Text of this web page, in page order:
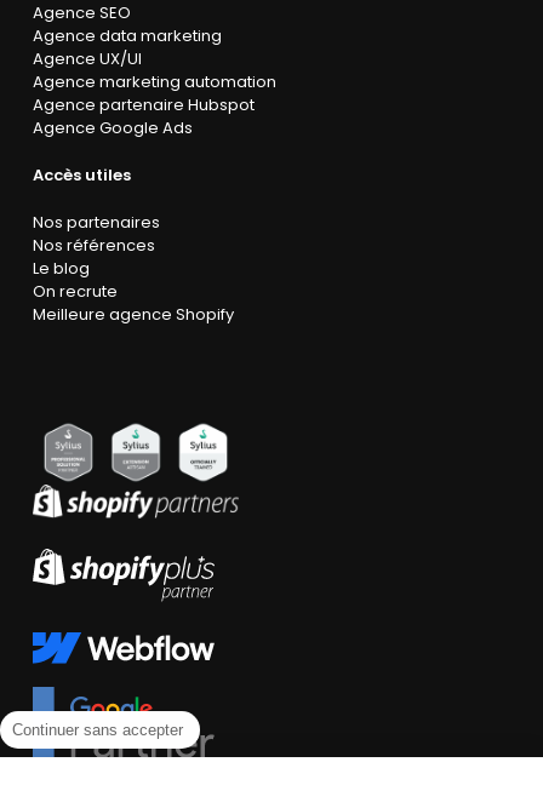
Agence SEO
Agence data marketing
Agence UX/UI
Agence marketing automation
Agence partenaire Hubspot
Agence Google Ads
Accès utiles
Nos partenaires
Nos références
Le blog
On recrute
Meilleure agence Shopify
Continuer sans accepter